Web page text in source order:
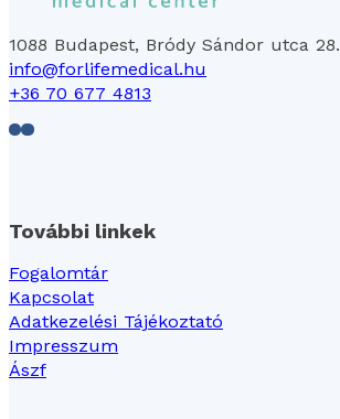
1088 Budapest, Bródy Sándor utca 28.
info@forlifemedical.hu
+36 70 677 4813
Follow us on Facebook
Follow us on LinkedIn
További linkek
Fogalomtár
Kapcsolat
Adatkezelési Tájékoztató
Impresszum
Ászf